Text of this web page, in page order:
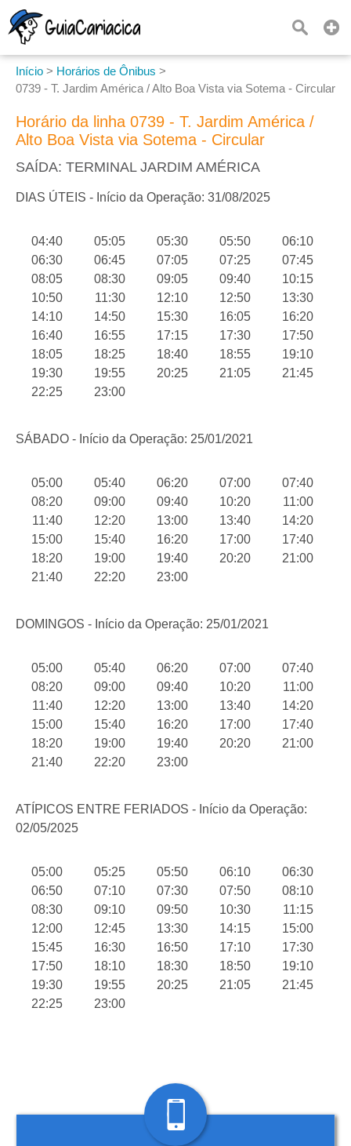
Início > Horários de Ônibus >
0739 - T. Jardim América / Alto Boa Vista via Sotema - Circular
Horário da linha 0739 - T. Jardim América /
Alto Boa Vista via Sotema - Circular
SAÍDA: TERMINAL JARDIM AMÉRICA
DIAS ÚTEIS - Início da Operação: 31/08/2025
04:40 05:05 05:30 05:50
06:10
06:30
06:45 07:05 07:25
07:45
08:05
08:30 09:05 09:40
10:15
10:50
11:30 12:10 12:50
13:30
14:10
14:50 15:30 16:05
16:20
16:40
16:55 17:15 17:30
17:50
18:05
18:25 18:40 18:55
19:10
19:30
19:55 20:25 21:05
21:45
22:25
23:00
SÁBADO - Início da Operação: 25/01/2021
05:00 05:40 06:20 07:00
07:40
08:20
09:00 09:40 10:20
11:00
11:40
12:20 13:00 13:40
14:20
15:00
15:40 16:20 17:00
17:40
18:20
19:00 19:40 20:20
21:00
21:40
22:20 23:00
DOMINGOS - Início da Operação: 25/01/2021
05:00 05:40 06:20 07:00
07:40
08:20
09:00 09:40 10:20
11:00
11:40
12:20 13:00 13:40
14:20
15:00
15:40 16:20 17:00
17:40
18:20
19:00 19:40 20:20
21:00
21:40
22:20 23:00
ATÍPICOS ENTRE FERIADOS - Início da Operação:
02/05/2025
05:00 05:25 05:50 06:10
06:30
06:50
07:10 07:30 07:50
08:10
08:30
09:10 09:50 10:30
11:15
12:00
12:45 13:30 14:15
15:00
15:45
16:30 16:50 17:10
17:30
17:50
18:10 18:30 18:50
19:10
19:30
19:55 20:25 21:05
21:45
22:25
23:00